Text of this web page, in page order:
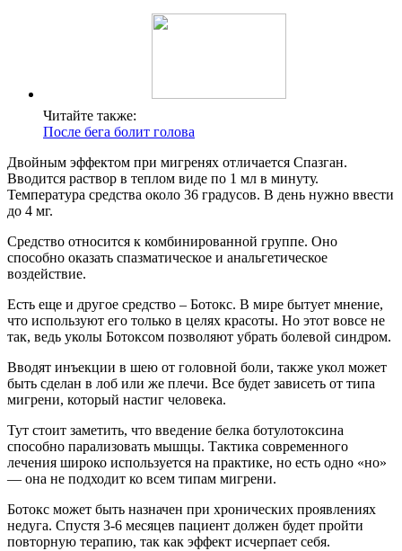
Читайте также:
После бега болит голова
Двойным эффектом при мигренях отличается Спазган.
Вводится раствор в теплом виде по 1 мл в минуту.
Температура средства около 36 градусов. В день нужно ввести
до 4 мг.
Средство относится к комбинированной группе. Оно
способно оказать спазматическое и анальгетическое
воздействие.
Есть еще и другое средство – Ботокс. В мире бытует мнение,
что используют его только в целях красоты. Но этот вовсе не
так, ведь уколы Ботоксом позволяют убрать болевой синдром.
Вводят инъекции в шею от головной боли, также укол может
быть сделан в лоб или же плечи. Все будет зависеть от типа
мигрени, который настиг человека.
Тут стоит заметить, что введение белка ботулотоксина
способно парализовать мышцы. Тактика современного
лечения широко используется на практике, но есть одно «но»
— она не подходит ко всем типам мигрени.
Ботокс может быть назначен при хронических проявлениях
недуга. Спустя 3-6 месяцев пациент должен будет пройти
повторную терапию, так как эффект исчерпает себя.